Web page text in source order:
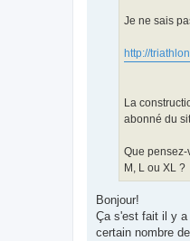
Je ne sais
http://
La
abonné du
Que
M, L ou XL ?
Bonjour!
Ça s'est fait il y a
certain nombre